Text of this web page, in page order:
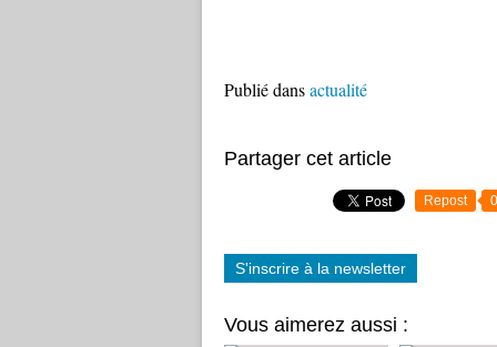
Publié dansactualité
Partager cet article
Repost 0
S'inscrire à la newsletter
Vous aimerez aussi :